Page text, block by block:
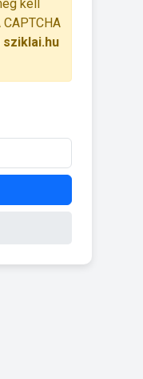
kell
sziklai.hu